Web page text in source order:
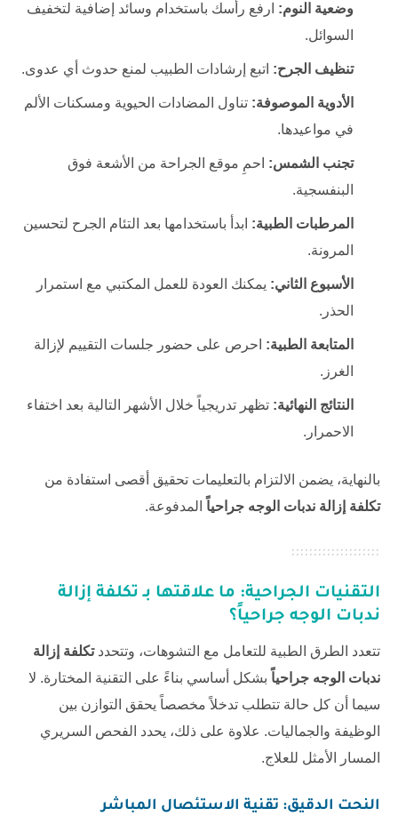
وضعية النوم: ارفع رأسك باستخدام وسائد إضافية لتخفيف
السوائل.
تنظيف الجرح: اتبع إرشادات الطبيب لمنع حدوث أي عدوى.
الأدوية الموصوفة: تناول المضادات الحيوية ومسكنات الألم
في مواعيدها.
تجنب الشمس: احمِ موقع الجراحة من الأشعة فوق
البنفسجية.
المرطبات الطبية: ابدأ باستخدامها بعد التئام الجرح لتحسين
المرونة.
الأسبوع الثاني: يمكنك العودة للعمل المكتبي مع استمرار
الحذر.
المتابعة الطبية: احرص على حضور جلسات التقييم لإزالة
الغرز.
النتائج النهائية: تظهر تدريجياً خلال الأشهر التالية بعد اختفاء
الاحمرار.
بالنهاية، يضمن الالتزام بالتعليمات تحقيق أقصى استفادة من
تكلفة إزالة ندبات الوجه جراحياً المدفوعة.
التقنيات الجراحية: ما علاقتها بـ تكلفة إزالة
ندبات الوجه جراحياً؟
تتعدد الطرق الطبية للتعامل مع التشوهات، وتتحددتكلفة إزالة
ندبات الوجه جراحياً بشكل أساسي بناءً على التقنية المختارة. لا
سيما أن كل حالة تتطلب تدخلاً مخصصاً يحقق التوازن بين
الوظيفة والجماليات. علاوة على ذلك، يحدد الفحص السريري
المسار الأمثل للعلاج.
النحت الدقيق: تقنية الاستئصال المباشر